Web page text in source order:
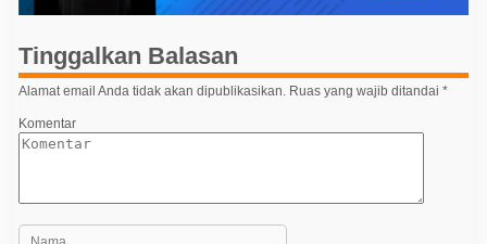
i
p
o
s
Tinggalkan Balasan
Alamat email Anda tidak akan dipublikasikan. Ruas yang wajib ditandai *
Komentar